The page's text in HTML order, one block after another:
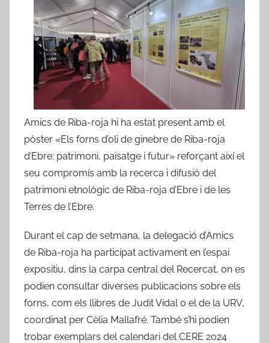
Amics de Riba-roja hi ha estat present amb el
pòster «Els forns d’oli de ginebre de Riba-roja
d’Ebre: patrimoni, paisatge i futur» reforçant així el
seu compromís amb la recerca i difusió del
patrimoni etnològic de Riba-roja d’Ebre i de les
Terres de l’Ebre.
Durant el cap de setmana, la delegació d’Amics
de Riba-roja ha participat activament en l’espai
expositiu, dins la carpa central del Recercat, on es
podien consultar diverses publicacions sobre els
forns, com els llibres de Judit Vidal o el de la URV,
coordinat per Cèlia Mallafré. També s’hi podien
trobar exemplars del calendari del CERE 2024